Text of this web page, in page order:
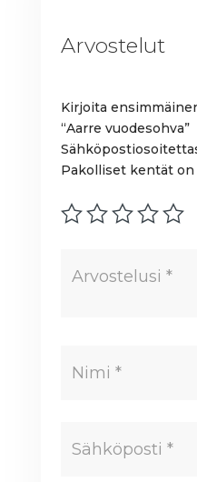
Arvostelut
Kirjoita
“Aarre vuodesohva”
Pakolliset kentät